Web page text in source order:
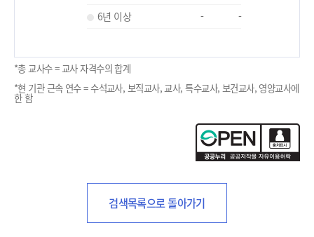
6년 이상
- -
*총 교사수 = 교사 자격수의 합계
*현 기관 근속 연수 = 수석교사, 보직교사, 교사, 특수교사, 보건교사, 영양교사에
한 함
검색목록으로 돌아가기